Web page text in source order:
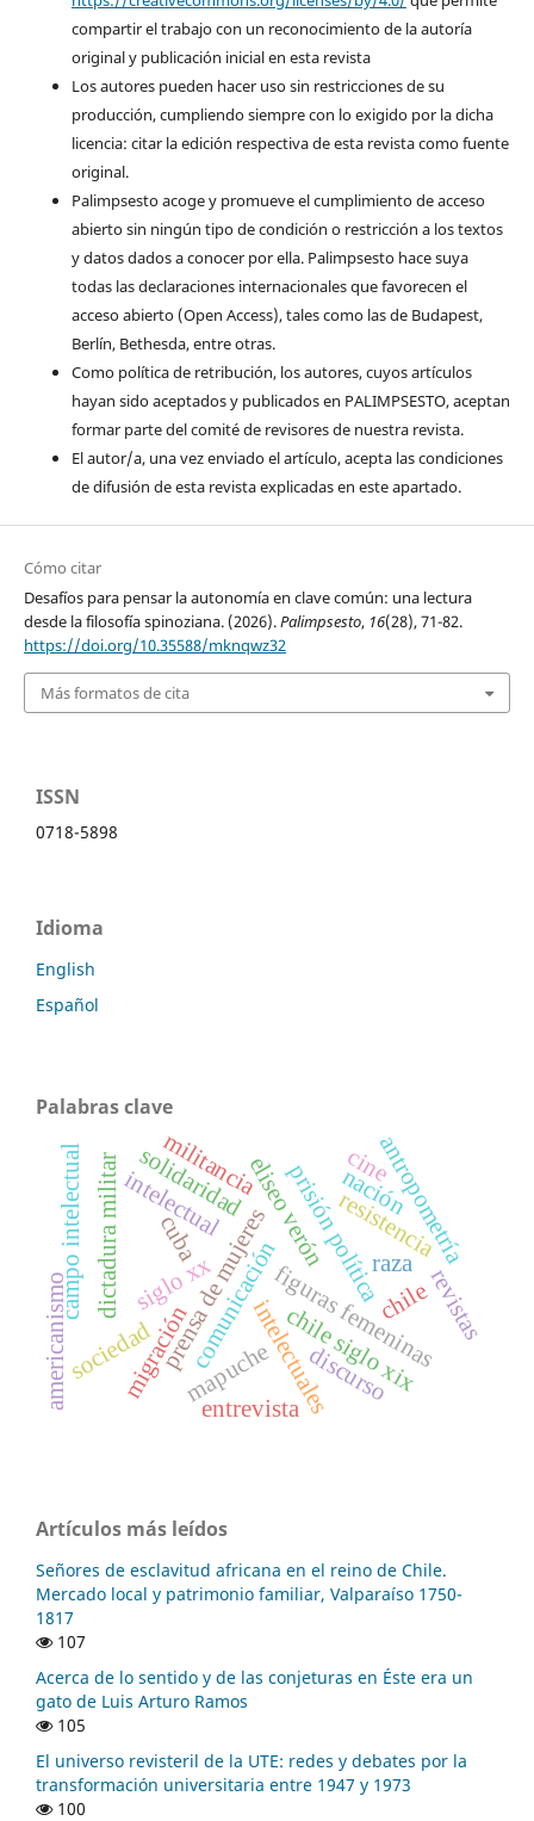
compartir el trabajo con un reconocimiento de la autoría
original y publicación inicial en esta revista
Los autores pueden hacer uso sin restricciones de su
producción, cumpliendo siempre con lo exigido por la dicha
licencia: citar la edición respectiva de esta revista como fuente
original.
Palimpsesto acoge y promueve el cumplimiento de acceso
abierto sin ningún tipo de condición o restricción a los textos
y datos dados a conocer por ella. Palimpsesto hace suya
todas las declaraciones internacionales que favorecen el
acceso abierto (Open Access), tales como las de Budapest,
Berlín, Bethesda, entre otras.
Como política de retribución, los autores, cuyos artículos
hayan sido aceptados y publicados en PALIMPSESTO, aceptan
formar parte del comité de revisores de nuestra revista.
El autor/a, una vez enviado el artículo, acepta las condiciones
de difusión de esta revista explicadas en este apartado.
Cómo citar
Desafíos para pensar la autonomía en clave común: una lectura
desde la filosofía spinoziana. (2026).Palimpsesto, 16(28), 71-82.
https://doi.org/10.35588/mknqwz32
Más formatos de cita
ISSN
0718-5898
Idioma
English
Español
Palabras clave
intelectuales
comunicación
eliseo verón
intelectual prisión política
dictadura militar resistencia
campo intelectual figuras femeninas
prensa de mujereschile siglo xix
siglo xx chile
raza
antropometría
mapuche
revistas
nación
solidaridad
cuba
americanismo
militancia
discurso
cine
migración
sociedad
entrevista
Artículos más leídos
Señores de esclavitud africana en el reino de Chile.
Mercado local y patrimonio familiar, Valparaíso 1750-
1817
107
Acerca de lo sentido y de las conjeturas en Éste era un
gato de Luis Arturo Ramos
105
El universo revisteril de la UTE: redes y debates por la
transformación universitaria entre 1947 y 1973
100